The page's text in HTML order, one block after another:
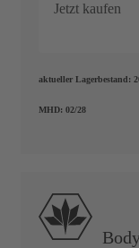
Jetzt kaufen
aktueller Lagerbestand:
MHD: 02/28